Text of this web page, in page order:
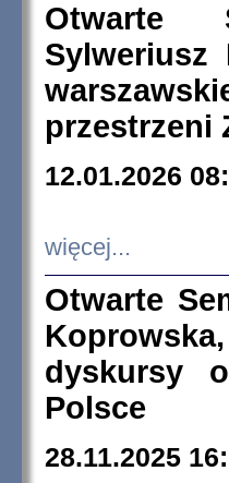
Otwarte
Sylweriusz
przestrzeni
12.01.2026
więcej...
Otwarte
dyskursy
Polsce
28.11.2025